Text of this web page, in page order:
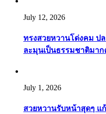
July 12, 2026
ทรงสวยหวานโด่งคม ป
ละมุนเป็นธรรมชาติมาก
July 1, 2026
สวยหวานรับหน้าสุดๆ แ